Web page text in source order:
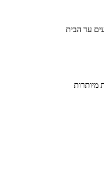
עד הבית
מיותרות